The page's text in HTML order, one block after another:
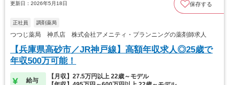
更新日：2026年5月18日 保存する
正社員 調剤薬局
つつじ薬局 神爪店 株式会社アメニティ・プランニングの薬剤師求人
【兵庫県高砂市／JR神戸線】高額年収求人◎25歳で
年収500万可能！
給与
【月収】27.5万円以上 22歳～モデル